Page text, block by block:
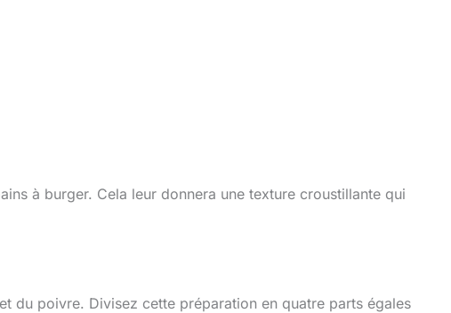
à burger. Cela leur donnera une texture croustillante qui
du poivre. Divisez cette préparation en quatre parts égales